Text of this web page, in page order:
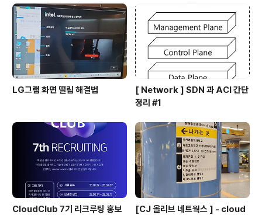
o Sync or ..
LG그램 화면 떨림 해결법
[ Network ] SDN 과 ACI 간단
정리 #1
CloudClub 7기 리크루팅 홍보
[CJ 올리브 네트웍스 ] - cloud